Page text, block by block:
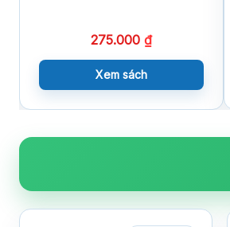
275.000 ₫
Xem sách